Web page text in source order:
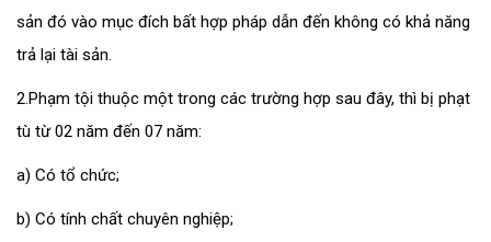
sản đó vào mục đích bất hợp pháp dẫn đến không có khả năng
trả lại tài sản.
2.Phạm tội thuộc một trong các trường hợp sau đây, thì bị phạt
tù từ 02 năm đến 07 năm:
a) Có tổ chức;
b) Có tính chất chuyên nghiệp;